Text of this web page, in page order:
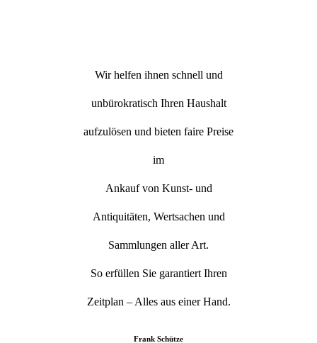
Wir helfen ihnen schnell und
unbürokratisch Ihren Haushalt
aufzulösen und bieten faire Preise
im
Ankauf von Kunst- und
Antiquitäten, Wertsachen und
Sammlungen aller Art.
So erfüllen Sie garantiert Ihren
Zeitplan – Alles aus einer Hand.
Frank Schütze